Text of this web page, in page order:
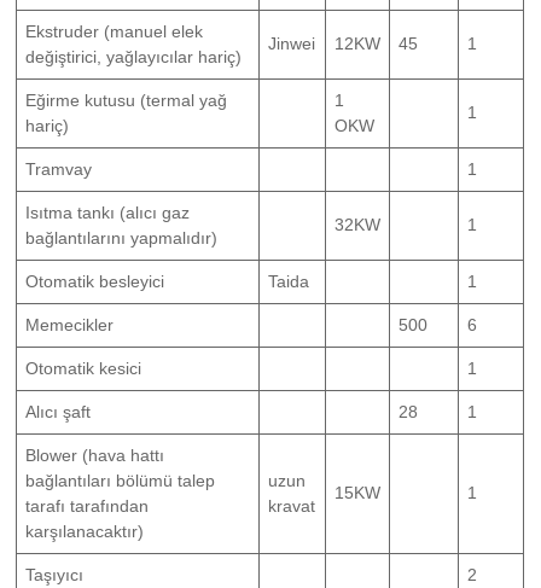
Ekstruder (manuel elek
değiştirici, yağlayıcılar hariç)
Jinwei 12KW 45 1
Eğirme kutusu (termal yağ
hariç)
1
OKW
1
Tramvay 1
Isıtma tankı (alıcı gaz
bağlantılarını yapmalıdır)
32KW 1
Otomatik besleyici Taida 1
Memecikler 500 6
Otomatik kesici 1
Alıcı şaft 28 1
Blower (hava hattı
bağlantıları bölümü talep
tarafı tarafından
karşılanacaktır)
uzun
kravat
15KW 1
Taşıyıcı 2